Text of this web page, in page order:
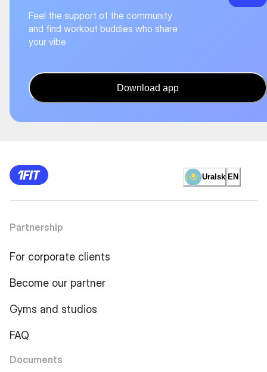
Feel the support of the community
and find workout buddies who share
your vibe
Download app
Uralsk EN
Partnership
For corporate clients
Become our partner
Gyms and studios
FAQ
Documents